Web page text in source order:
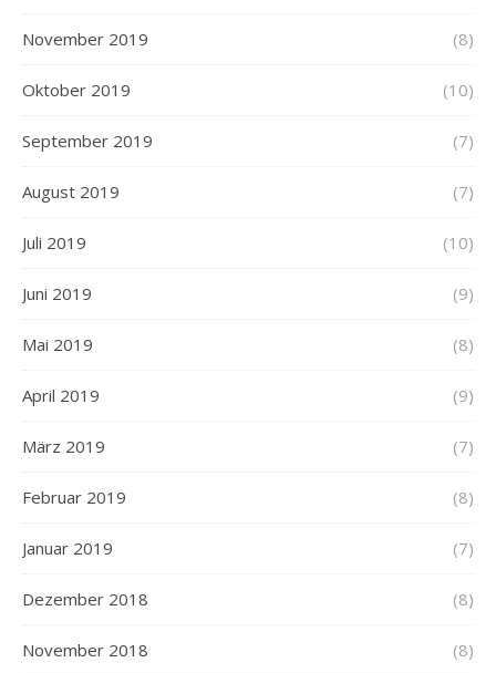
November 2019 (8)
Oktober 2019 (10)
September 2019 (7)
August 2019 (7)
Juli 2019 (10)
Juni 2019 (9)
Mai 2019 (8)
April 2019 (9)
März 2019 (7)
Februar 2019 (8)
Januar 2019 (7)
Dezember 2018 (8)
November 2018 (8)